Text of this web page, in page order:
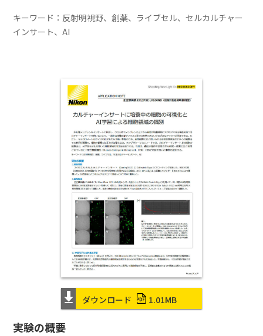
ダウンロード 1.01MB
キーワード：反射明視野、創薬、ライブセル、セルカルチャー
インサート、AI
実験の概要